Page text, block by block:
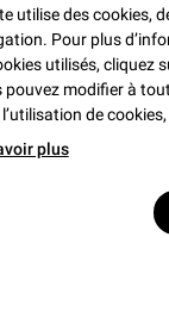
utilise des cookies,
Pour plus
utilisés, cliquez
pouvez modifier à
de
plus